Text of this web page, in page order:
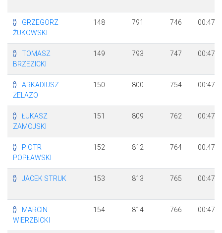
GRZEGORZ
ŻUKOWSKI
148 791 746
TOMASZ
BRZEZICKI
149 793 747
ARKADIUSZ
ŻELAZO
150 800 754
ŁUKASZ
ZAMOJSKI
151 809 762
PIOTR
POPŁAWSKI
152 812 764
JACEK STRUK 153 813 765
MARCIN
WIERZBICKI
154 814 766